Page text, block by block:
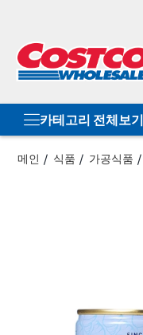
카테고리 전체보기
메인 식품 가공식품